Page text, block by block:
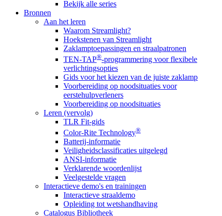
Bekijk alle series
Bronnen
Aan het leren
Waarom Streamlight?
Hoekstenen van Streamlight
Zaklamptoepassingen en straalpatronen
TEN-TAP®-programmering voor flexibele
verlichtingsopties
Gids voor het kiezen van de juiste zaklamp
Voorbereiding op noodsituaties voor
eerstehulpverleners
Voorbereiding op noodsituaties
Leren (vervolg)
TLR Fit-gids
Color-Rite Technology®
Batterij-informatie
Veiligheidsclassificaties uitgelegd
ANSI-informatie
Verklarende woordenlijst
Veelgestelde vragen
Interactieve demo's en trainingen
Interactieve straaldemo
Opleiding tot wetshandhaving
Catalogus Bibliotheek